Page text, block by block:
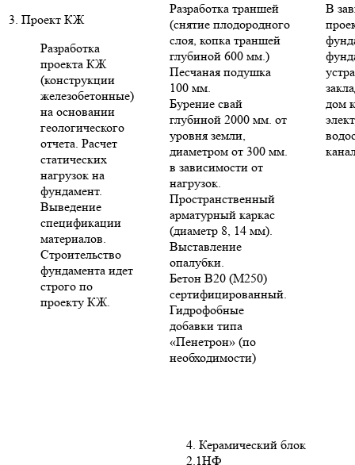
3. Проект КЖ
Разработка
проекта КЖ
(конструкции
железобетонные)
на основании
геологического
отчета. Расчет
статических
нагрузок на
фундамент.
Выведение
спецификации
материалов.
Строительство
фундамента идет
строго по
проекту КЖ.
Разработка траншей
(снятие плодородного
слоя, копка траншей
глубиной 600 мм.)
Песчаная подушка
100 мм.
Бурение свай
глубиной 2000 мм. от
уровня земли,
диаметром от 300 мм.
в зависимости от
нагрузок.
Пространственный
арматурный каркас
(диаметр 8, 14 мм).
Выставление
опалубки.
Бетон В20 (М250)
сертифицированный.
Гидрофобные
добавки типа
«Пенетрон» (по
необходимости)
В
дом
4. Керамический блок
2.1НФ